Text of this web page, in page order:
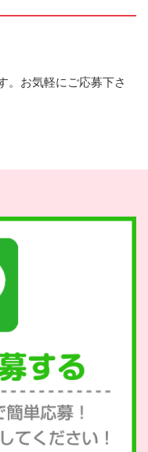
。お気軽にご応募下さ